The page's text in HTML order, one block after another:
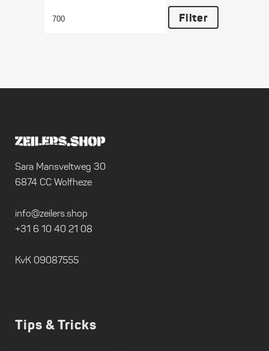
Filter
Sara Mansveltweg 30
6874 CC Wolfheze
info@zeilers.shop
+31 6 10 40 21 08
KvK 09087555
Tips & Tricks